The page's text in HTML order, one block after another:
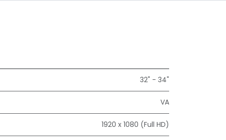
32" - 34"
VA
1920 x 1080 (Full HD)